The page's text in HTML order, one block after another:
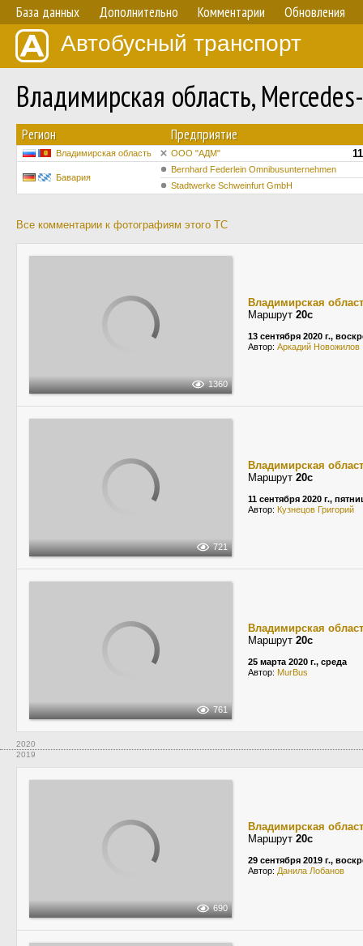
База данных Дополнительно Комментарии Обновления
Автобусный транспорт
Владимирская область,
Регион Предприятие
Владимирская область ООО "АДМ"
Бавария
Bernhard Federlein Omnibusunternehmen
Stadtwerke Schweinfurt GmbH
Все комментарии к фотографиям этого ТС
1360
Владимирская
Маршрут 20с
13 сентября 2020 г.,
Автор: Аркадий Новожилов
721
Владимирская
Маршрут 20с
11 сентября 2020 г.,
Автор: Кузнецов Григорий
761
Владимирская
Маршрут 20с
25 марта 2020 г., среда
Автор: MurBus
2020
2019
690
Владимирская
Маршрут 20с
29 сентября 2019 г.,
Автор: Данила Лобанов